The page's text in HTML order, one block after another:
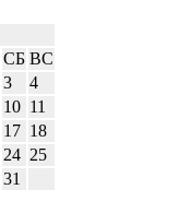
СБ ВС
3
4
10 11
17 18
24 25
31